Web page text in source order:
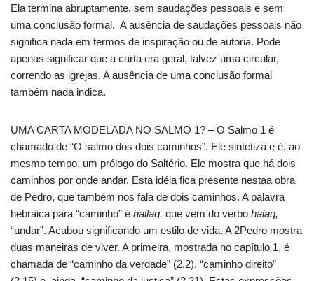
Ela termina abruptamente, sem saudações pessoais e sem
uma conclusão formal. A ausência de saudações pessoais não
significa nada em termos de inspiração ou de autoria. Pode
apenas significar que a carta era geral, talvez uma circular,
correndo as igrejas. A ausência de uma conclusão formal
também nada indica.
UMA CARTA MODELADA NO SALMO 1? – O Salmo 1 é
chamado de “O salmo dos dois caminhos”. Ele sintetiza e é, ao
mesmo tempo, um prólogo do Saltério. Ele mostra que há dois
caminhos por onde andar. Esta idéia fica presente nestaa obra
de Pedro, que também nos fala de dois caminhos. A palavra
hebraica para “caminho” é hallaq, que vem do verbo halaq,
“andar”. Acabou significando um estilo de vida. A 2Pedro mostra
duas maneiras de viver. A primeira, mostrada no capítulo 1, é
chamada de “caminho da verdade” (2.2), “caminho direito”